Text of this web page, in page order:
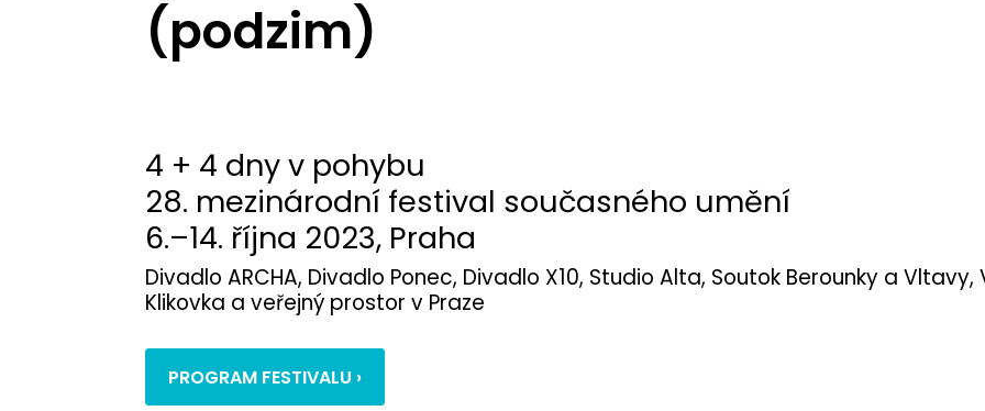
(podzim)
4 + 4 dny v pohybu
28. mezinárodní festival současného umění
6.–14. října 2023, Praha
Divadlo ARCHA, Divadlo Ponec, Divadlo X10, Studio Alta, Soutok Berounky a Vltavy,
Klikovka a veřejný prostor v Praze
PROGRAM FESTIVALU ›